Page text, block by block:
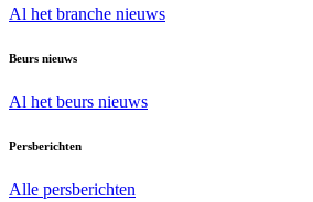
Al het branche nieuws
Beurs nieuws
Al het beurs nieuws
Persberichten
Alle persberichten